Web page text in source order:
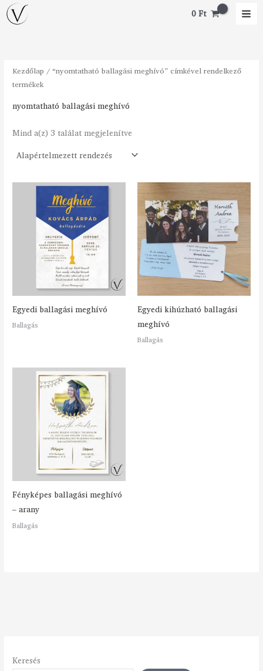
Skip
0Ft
Keresés
MM
Kezdőlap / “nyomtatható ballagási meghívó” címkével rendelkező
termékek
nyomtatható ballagási meghívó
Mind a(z) 3 találat megjelenítve
Egyedi ballagási meghívó
Ballagás
Egyedi kihúzható ballagási
meghívó
Ballagás
Fényképes ballagási meghívó
– arany
Ballagás